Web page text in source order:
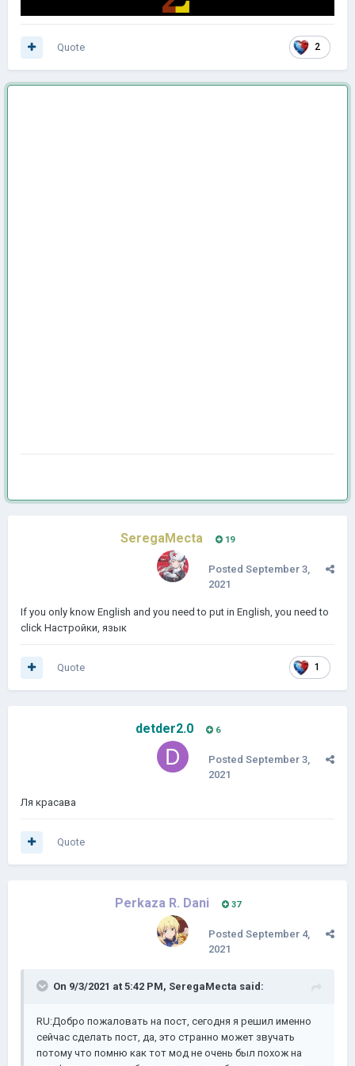
2
Quote
SeregaMecta 19
Posted September 3,
2021
If you only know English and you need to put in English, you need to
click Настройки, язык
1
Quote
detder2.0 6
Posted September 3,
2021
Ля красава
Quote
Perkaza R. Dani 37
Posted September 4,
2021
On 9/3/2021 at 5:42 PM, SeregaMecta said:
RU:Добро пожаловать на пост, сегодня я решил именно
сейчас сделать пост, да, это странно может звучать
потому что помню как тот мод не очень был похож на